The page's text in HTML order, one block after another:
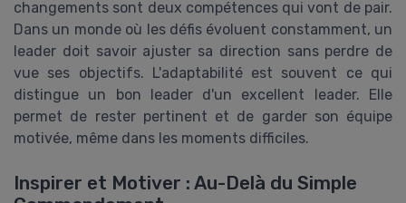
changements sont deux compétences qui vont de pair.
Dans un monde où les défis évoluent constamment, un
leader doit savoir ajuster sa direction sans perdre de
vue ses objectifs. L'adaptabilité est souvent ce qui
distingue un bon leader d'un excellent leader. Elle
permet de rester pertinent et de garder son équipe
motivée, même dans les moments difficiles.
Inspirer et Motiver : Au-Delà du Simple